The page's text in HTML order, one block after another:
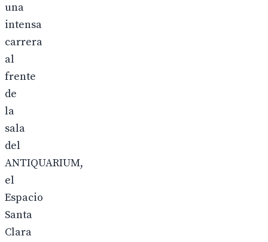
una
intensa
carrera
al
frente
de
la
sala
del
ANTIQUARIUM,
el
Espacio
Santa
Clara